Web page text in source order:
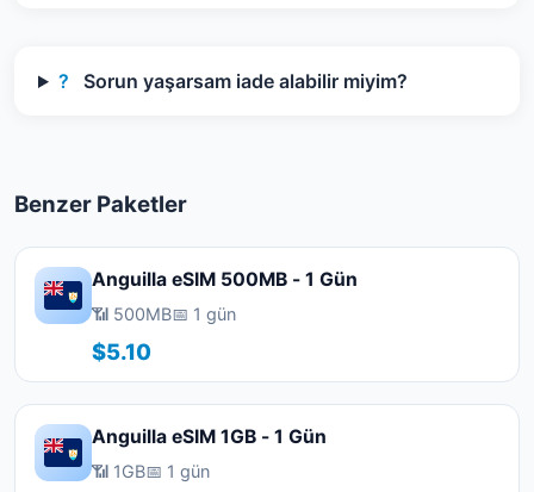
? Sorun yaşarsam iade alabilir miyim?
Benzer Paketler
Anguilla eSIM 500MB - 1 Gün
📶 500MB📅 1 gün
$5.10
Anguilla eSIM 1GB - 1 Gün
📶 1GB📅 1 gün